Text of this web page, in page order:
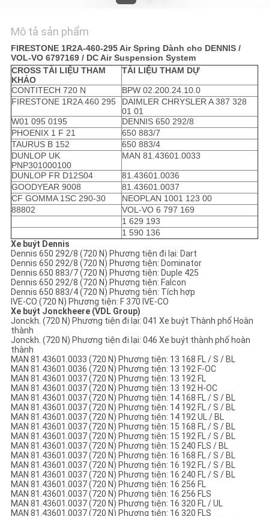
PRIVACY
POLICY
Mô tả sản phẩm
FIRESTONE 1R2A-460-295 Air Spring Dành cho DENNIS /
VOL-VO 6797169 / DC Air Suspension System
CROSS TÀI LIỆU THAM
KHẢO
TÀI LIỆU THAM DỰ
CONTITECH 720 N
BPW 02.200.24.10.0
FIRESTONE 1R2A 460 295
DAIMLER CHRYSLER A 387 328
01 01
W01 095 0195
DENNIS 650 292/8
PHOENIX 1 F 21
650 883/7
TAURUS B 152
650 883/4
DUNLOP UK
PNP301000100
MAN 81.43601.0033
DUNLOP FR D12S04
81.43601.0036
GOODYEAR 9008
81.43601.0037
CF GOMMA 1SC 290-30
NEOPLAN 1001 123 00
88802
VOL-VO 6 797 169
1 629 193
1 590 136
Xe buýt Dennis
Dennis 650 292/8 (720 N) Phương tiện đi lại: Dart
Dennis 650 292/8 (720 N) Phương tiện: Dominator
Dennis 650 883/7 (720 N) Phương tiện: Duple 425
Dennis 650 292/8 (720 N) Phương tiện: Falcon
Dennis 650 883/4 (720 N) Phương tiện: Tích hợp
IVE-CO (720 N) Phương tiện: F 370 IVE-CO
Xe buýt Jonckheere (VDL Group)
Jonckh. (720 N) Phương tiện đi lại: 041 Xe buýt Thành phố Hoàn
thành
Jonckh. (720 N) Phương tiện đi lại: 046 Xe buýt thành phố hoàn
thành
MAN 81.43601.0033 (720 N) Phương tiện: 13 168 FL / S / BL
MAN 81.43601.0036 (720 N) Phương tiện: 13 192 F-OC
MAN 81.43601.0037 (720 N) Phương tiện: 13 192 FL
MAN 81.43601.0037 (720 N) Phương tiện: 13 192 H-OC
MAN 81.43601.0037 (720 N) Phương tiện: 14 168 FL / S / BL
MAN 81.43601.0037 (720 N) Phương tiện: 14 192 FL / S / BL
MAN 81.43601.0037 (720 N) Phương tiện: 14 192 UL / BL
MAN 81.43601.0037 (720 N) Phương tiện: 15 168 FL / S / BL
MAN 81.43601.0037 (720 N) Phương tiện: 15 192 FL / S / BL
MAN 81.43601.0037 (720 N) Phương tiện: 15 240 FLS / BL
MAN 81.43601.0037 (720 N) Phương tiện: 16 168 FL / S / BL
MAN 81.43601.0037 (720 N) Phương tiện: 16 192 FL / S / BL
MAN 81.43601.0037 (720 N) Phương tiện: 16 240 FL / S / BL
MAN 81.43601.0037 (720 N) Phương tiện: 16 256 FL
MAN 81.43601.0037 (720 N) Phương tiện: 16 256 FLS
MAN 81.43601.0037 (720 N) Phương tiện: 16 320 FL / UL
MAN 81.43601.0037 (720 N) Phương tiện: 16 320 FLS